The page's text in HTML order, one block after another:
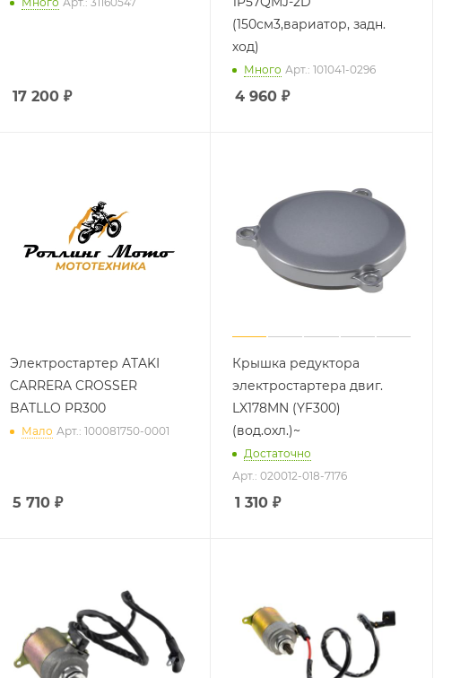
17 200₽
(150см3,вариатор, задн.
ход)
Много Арт.: 101041-0296
4 960₽
Электростартер ATAKI
CARRERA CROSSER
BATLLO PR300
Мало Арт.: 100081750-0001
5 710₽
Крышка редуктора
электростартера двиг.
LX178MN (YF300)
(вод.охл.)~
Достаточно
Арт.: 020012-018-7176
1 310₽